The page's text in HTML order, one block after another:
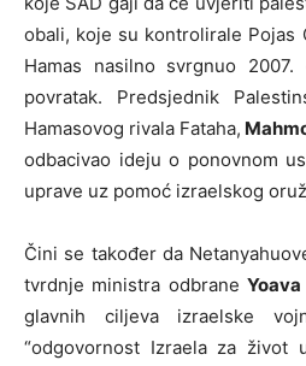
obali, koje su kontrolirale Pojas
Hamas nasilno svrgnuo
povratak. Predsjednik
Hamasovog rivala Fataha,
odbacivao ideju o ponovnom
uprave uz pomoć izraelskog
Čini se također da
tvrdnje ministra odbrane
glavnih ciljeva izraelske
“odgovornost Izraela za život